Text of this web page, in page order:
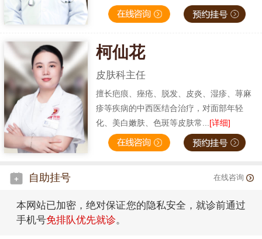
柯仙花
皮肤科主任
擅长疤痕、痤疮、脱发、皮炎、湿疹、荨麻
疹等疾病的中西医结合治疗，对面部年轻
化、美白嫩肤、色斑等皮肤常...[详细]
自助挂号 在线咨询
本网站已加密，绝对保证您的隐私安全，就诊前通过
手机号免排队优先就诊。